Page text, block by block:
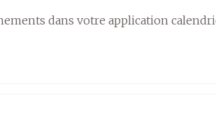
dans votre application